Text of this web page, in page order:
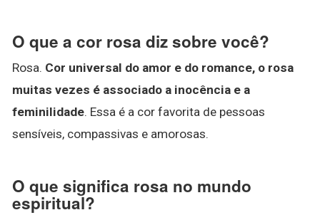
O que a cor rosa diz sobre você?
Rosa. Cor universal do amor e do romance, o rosa
muitas vezes é associado a inocência e a
feminilidade. Essa é a cor favorita de pessoas
sensíveis, compassivas e amorosas.
O que significa rosa no mundo
espiritual?